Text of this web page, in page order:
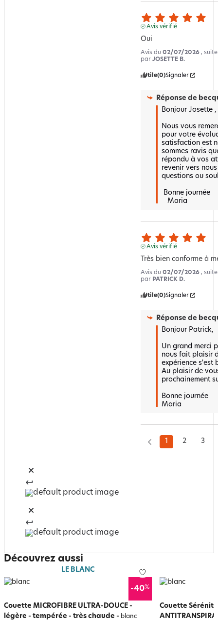
Avis vérifié
Oui
Avis du 02/07/2026 ,
par JOSETTE B.
Utile(0)Signaler
Réponse de
Bonjour Josette ,
Nous vous
pour votre
satisfaction est
sommes ravis
répondu à vos
revenir vers
questions ou
   Maria
Avis vérifié
Très bien conforme à
Avis du 02/07/2026 ,
par PATRICK D.
Utile(0)Signaler
Réponse de
Bonjour Patrick,
Un grand merci
nous fait plaisir
expérience s'est
Au plaisir de
prochainement
Bonne journée
Maria
1 2 3
Découvrez aussi
LE BLANC
-40%
Couette MICROFIBRE ULTRA-DOUCE -
légère - tempérée - très chaude - blanc
Couette Sérénité